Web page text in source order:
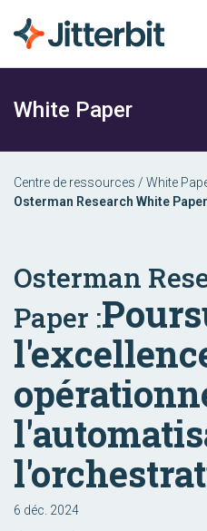
White Paper
Centre de ressources / White
Osterman Research White
Osterman
Paper :
6 déc. 2024